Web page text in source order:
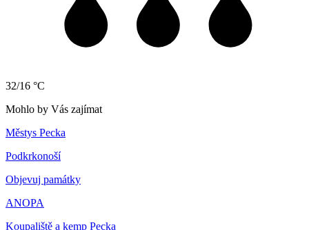
32/16 °C
Mohlo by Vás zajímat
Městys Pecka
Podkrkonoší
Objevuj památky
ANOPA
Koupaliště a kemp Pecka